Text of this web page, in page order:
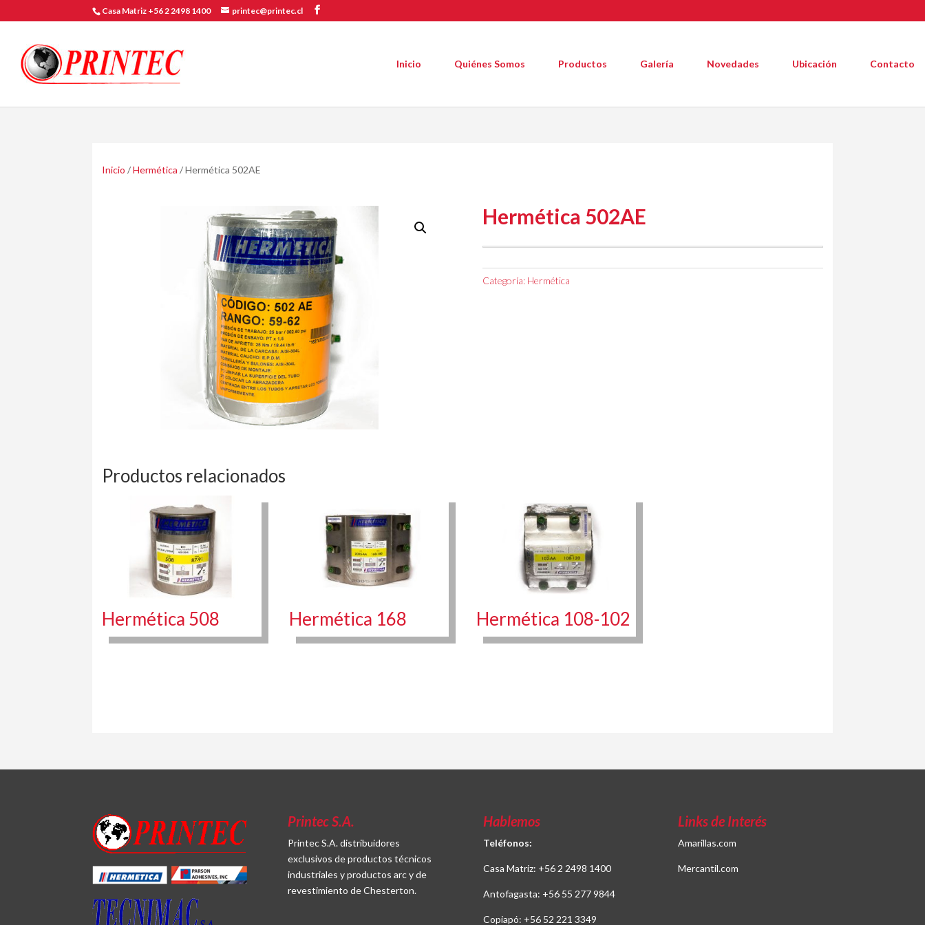
Casa Matriz +56 2 2498 1400 printec@printec.cl
Inicio Quiénes Somos Productos Galería Novedades Ubicación Contacto
Inicio /Hermética / Hermética 502AE
Hermética 502AE
Categoría: Hermética
Productos relacionados
Hermética 508 Hermética 168 Hermética 108-102
Printec S.A.
Printec S.A. distribuidores
exclusivos de productos técnicos
industriales y productos arc y de
revestimiento de Chesterton.
Hablemos
Teléfonos:
Casa Matriz: +56 2 2498 1400
Antofagasta: +56 55 277 9844
Copiapó: +56 52 221 3349
Links de Interés
Amarillas.com
Mercantil.com